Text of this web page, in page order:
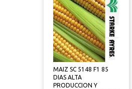
MAIZ SC 5148 F1 85
DIAS ALTA
PRODUCCION Y